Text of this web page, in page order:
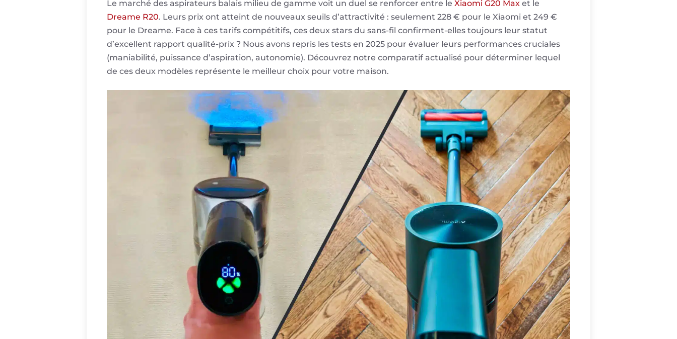
Le marché des aspirateurs balais milieu de gamme voit un duel se renforcer entre le Xiaomi G20 Max et le
Dreame R20. Leurs prix ont atteint de nouveaux seuils d’attractivité : seulement 228 € pour le Xiaomi et 249 €
pour le Dreame. Face à ces tarifs compétitifs, ces deux stars du sans-fil confirment-elles toujours leur statut
d’excellent rapport qualité-prix ? Nous avons repris les tests en 2025 pour évaluer leurs performances cruciales
(maniabilité, puissance d’aspiration, autonomie). Découvrez notre comparatif actualisé pour déterminer lequel
de ces deux modèles représente le meilleur choix pour votre maison.